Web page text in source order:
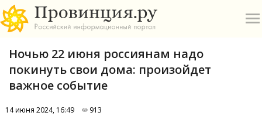
Ночью 22 июня россиянам надо
покинуть свои дома: произойдет
важное событие
14 июня 2024, 16:49 913